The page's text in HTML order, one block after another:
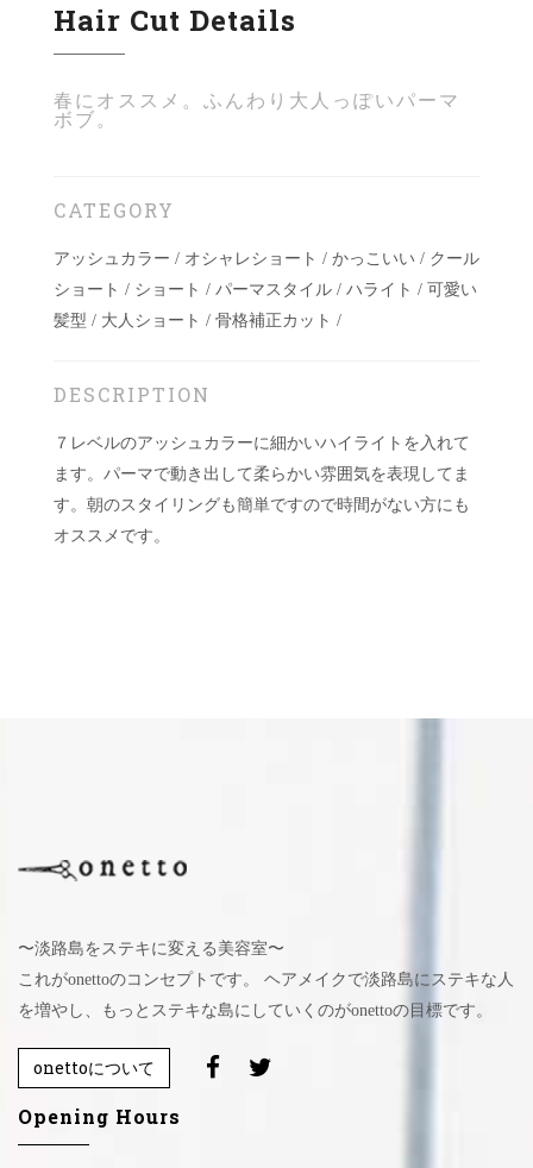
Hair Cut Details
春にオススメ。ふんわり大人っぽいパーマ
ボブ。
CATEGORY
アッシュカラー / オシャレショート / かっこいい / クール
ショート / ショート / パーマスタイル / ハライト / 可愛い
髪型 / 大人ショート / 骨格補正カット /
DESCRIPTION
７レベルのアッシュカラーに細かいハイライトを入れて
ます。パーマで動き出して柔らかい雰囲気を表現してま
す。朝のスタイリングも簡単ですので時間がない方にも
オススメです。
〜淡路島をステキに変える美容室〜
これがonettoのコンセプトです。 ヘアメイクで淡路島にステキな人
を増やし、もっとステキな島にしていくのがonettoの目標です。
onettoについて
Opening Hours